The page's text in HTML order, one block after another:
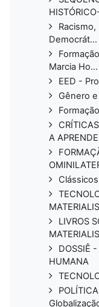
Democrát...
Marcia Ho...
EED -
Gênero
A
LIVROS
DOSSIÊ
HUMANA